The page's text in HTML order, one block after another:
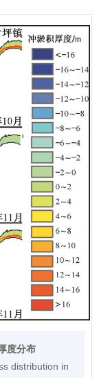
度分布
distribution in